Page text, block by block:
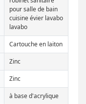
pour salle de bain
cuisine évier lavabo
lavabo
Cartouche en laiton
Zinc
Zinc
à base d'acrylique